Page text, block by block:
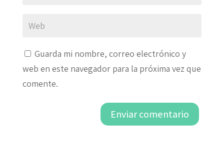
Guarda mi nombre, correo electrónico y
web en este navegador para la próxima vez que
comente.
Enviar comentario